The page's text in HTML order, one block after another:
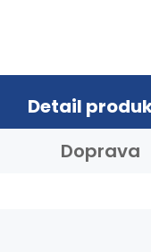
Detail
Doprava